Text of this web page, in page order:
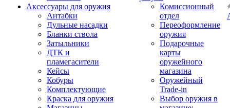
Аксессуары для оружия
Антабки
Дульные насадки
Бланки ствола
Затыльники
ДТК и
пламегасители
Кейсы
Кобуры
Комплектующие
Краска для оружия
Комиссионный
отдел
Переоформление
оружия
Подарочные
карты
оружейного
магазина
Оружейный
Trade-in
Выбор оружия в